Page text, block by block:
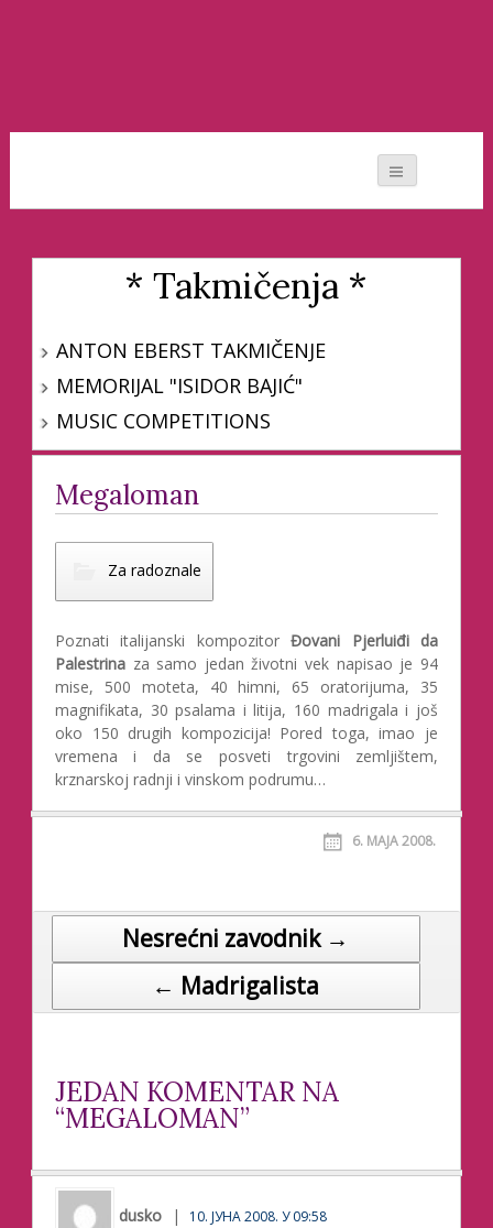
* Takmičenja *
ANTON EBERST TAKMIČENJE
MEMORIJAL "ISIDOR BAJIĆ"
MUSIC COMPETITIONS
Megaloman
Za radoznale
Poznati italijanski kompozitorĐovani Pjerluiđi da
Palestrinaza samo jedan životni vek napisao je 94
mise, 500 moteta, 40 himni, 65 oratorijuma, 35
magnifikata, 30 psalama i litija, 160 madrigala i još
oko 150 drugih kompozicija! Pored toga, imao je
vremena i da se posveti trgovini zemljištem,
krznarskoj radnji i vinskom podrumu…
6. МАЈА 2008.
Post navigation
Nesrećni zavodnik →
← Madrigalista
JEDAN KOMENTAR NA
“MEGALOMAN”
dusko 10. ЈУНА 2008. У 09:58